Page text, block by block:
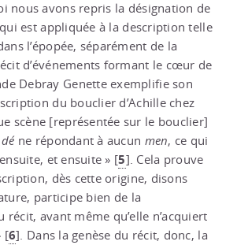
nous avons repris la désignation de
est appliquée à la description telle
l’épopée, séparément de la
d’événements formant le cœur de
Debray Genette exemplifie son
du bouclier d’Achille chez
scène [représentée sur le bouclier]
déne répondant à aucun men, ce qui
et ensuite » [5]. Cela prouve
dès cette origine, disons
participe bien de la
avant même qu’elle n’acquiert
[6]. Dans la genèse du récit, donc, la